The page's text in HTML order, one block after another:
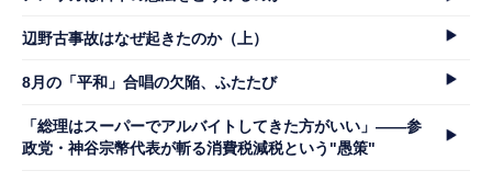
辺野古事故はなぜ起きたのか（上）
8月の「平和」合唱の欠陥、ふたたび
「総理はスーパーでアルバイトしてきた方がいい」――参
政党・神谷宗幣代表が斬る消費税減税という"愚策"